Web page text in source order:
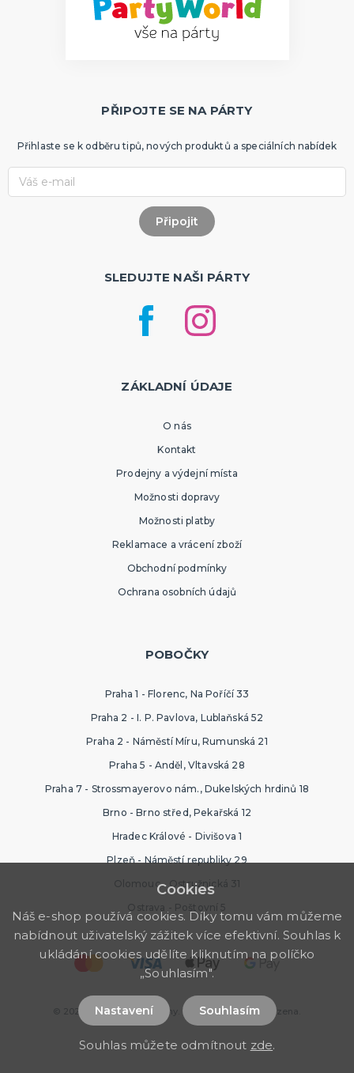
PŘIPOJTE SE NA PÁRTY
Přihlaste se k odběru tipů, nových produktů a speciálních nabídek
SLEDUJTE NAŠI PÁRTY
ZÁKLADNÍ ÚDAJE
O nás
Kontakt
Prodejny a výdejní místa
Možnosti dopravy
Možnosti platby
Reklamace a vrácení zboží
Obchodní podmínky
Ochrana osobních údajů
POBOČKY
Praha 1 - Florenc, Na Poříčí 33
Praha 2 - I. P. Pavlova, Lublaňská 52
Praha 2 - Náměstí Míru, Rumunská 21
Praha 5 - Anděl, Vltavská 28
Praha 7 - Strossmayerovo nám., Dukelských hrdinů 18
Brno - Brno střed, Pekařská 12
Hradec Králové - Divišova 1
Plzeň - Náměstí republiky 29
Olomouc - Ostružnická 31
Ostrava - Poštovní 5
© 2026 Nejlevnější kostýmy. Všechna práva vyhrazena.
Cookies
Náš e-shop používá cookies. Díky tomu vám můžeme
nabídnout uživatelský zážitek více efektivní. Souhlas k
ukládání cookies udělíte kliknutím na políčko
„Souhlasím".
Nastavení Souhlasím
Souhlas můžete odmítnout zde.